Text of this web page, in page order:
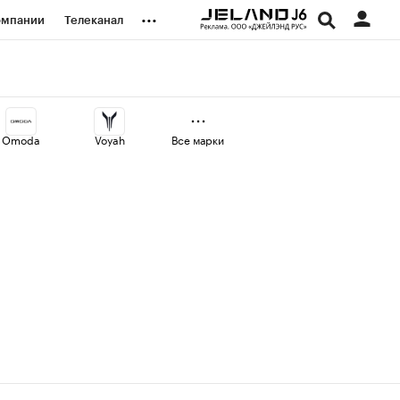
Телеканал ...
Omoda Voyah Все марки